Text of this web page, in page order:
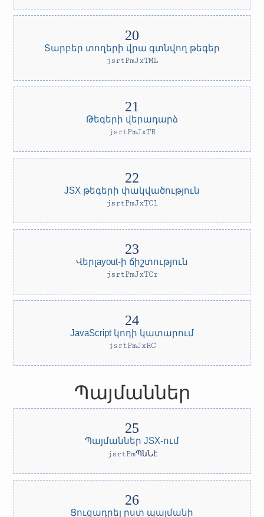
Տարբեր տողերի վրա գտնվող թեգեր
jsrtPmJxTML
Թեգերի վերադարձ
jsrtPmJxTR
JSX թեգերի փակվածություն
jsrtPmJxTCl
Վերլayout-ի ճիշտություն
jsrtPmJxTCr
JavaScript կոդի կատարում
jsrtPmJxRC
Պայմաններ
Պայմաններ JSX-ում
jsrtPmՊնՆէ
Ցուցադրել ըստ պայմանի